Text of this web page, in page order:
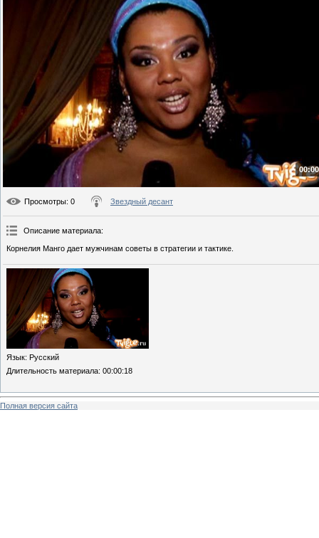
Просмотры: 0 Звездный десант
Описание материала:
Корнелия Манго дает мужчинам советы в стратегии и тактике.
Язык: Русский
Длительность материала: 00:00:18
Полная версия сайта